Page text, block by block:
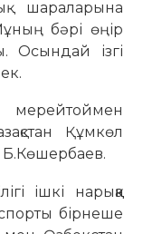
шараларына
бәрі өңір
Осындай ізгі
Құмкөл
ішкі нарыққа
бірнеше